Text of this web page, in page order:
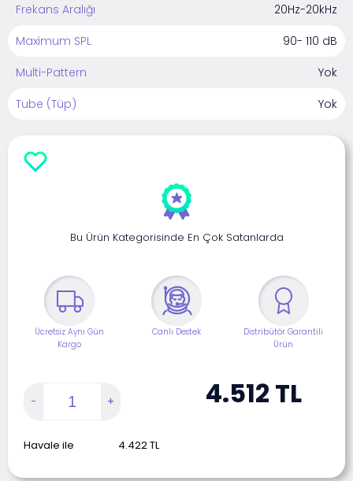
Frekans Aralığı
20Hz-20kHz
Maximum SPL
90- 110 dB
Multi-Pattern
Yok
Tube (Tüp)
Yok
Bu Ürün Kategorisinde En Çok Satanlarda
Ücretsiz Aynı Gün
Kargo
Canlı Destek
Distribütör Garantili
Ürün
4.512 TL
Havale ile 4.422TL